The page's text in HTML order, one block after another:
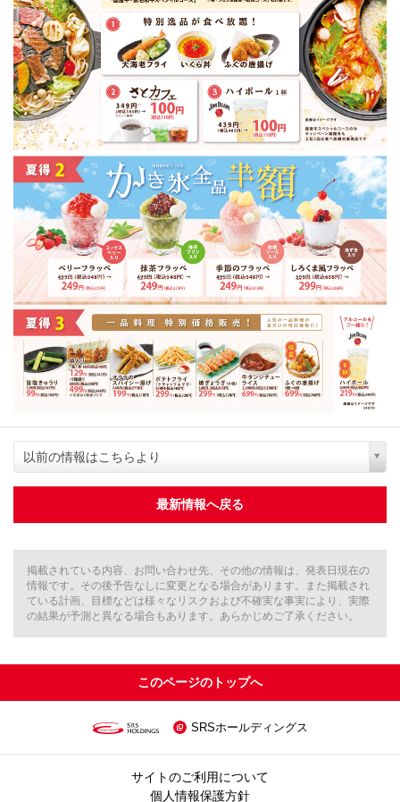
以前の情報はこちらより
最新情報へ戻る
掲載されている内容、お問い合わせ先、その他の情報は、発表日現在の
情報です。その後予告なしに変更となる場合があります。また掲載され
ている計画、目標などは様々なリスクおよび不確実な事実により、実際
の結果が予測と異なる場合もあります。あらかじめご了承ください。
このページのトップへ
SRSホールディングス
サイトのご利用について
個人情報保護方針